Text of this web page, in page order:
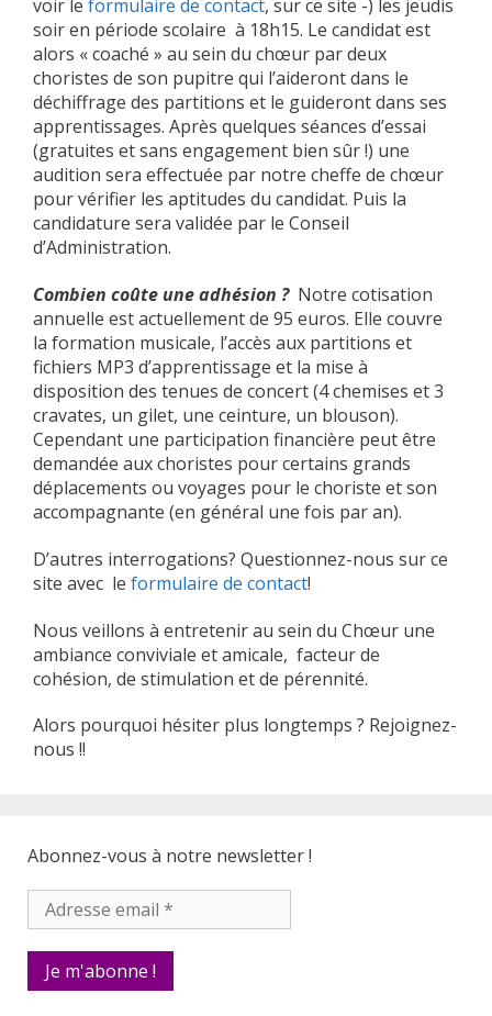
voir le formulaire de contact, sur ce site -) les jeudis
soir en période scolaire à 18h15. Le candidat est
alors « coaché » au sein du chœur par deux
choristes de son pupitre qui l’aideront dans le
déchiffrage des partitions et le guideront dans ses
apprentissages. Après quelques séances d’essai
(gratuites et sans engagement bien sûr !) une
audition sera effectuée par notre cheffe de chœur
pour vérifier les aptitudes du candidat. Puis la
candidature sera validée par le Conseil
d’Administration.
Combien coûte une adhésion ?Notre cotisation
annuelle est actuellement de 95 euros. Elle couvre
la formation musicale, l’accès aux partitions et
fichiers MP3 d’apprentissage et la mise à
disposition des tenues de concert (4 chemises et 3
cravates, un gilet, une ceinture, un blouson).
Cependant une participation financière peut être
demandée aux choristes pour certains grands
déplacements ou voyages pour le choriste et son
accompagnante (en général une fois par an).
D’autres interrogations? Questionnez-nous sur ce
site avec le formulaire de contact!
Nous veillons à entretenir au sein du Chœur une
ambiance conviviale et amicale, facteur de
cohésion, de stimulation et de pérennité.
Alors pourquoi hésiter plus longtemps ? Rejoignez-
nous !!
Abonnez-vous à notre newsletter !